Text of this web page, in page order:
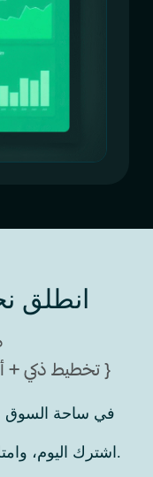
🚀
{ تخطيط ذكي + أدوات فعالة = نمو مستدام }
في ساحة السوق
📩 اشترك اليوم، وامتلك أول مفاتيح نجاح مشروعك.